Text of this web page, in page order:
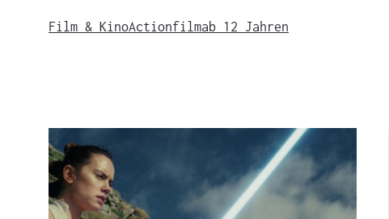
Film & KinoActionfilmab 12 Jahren